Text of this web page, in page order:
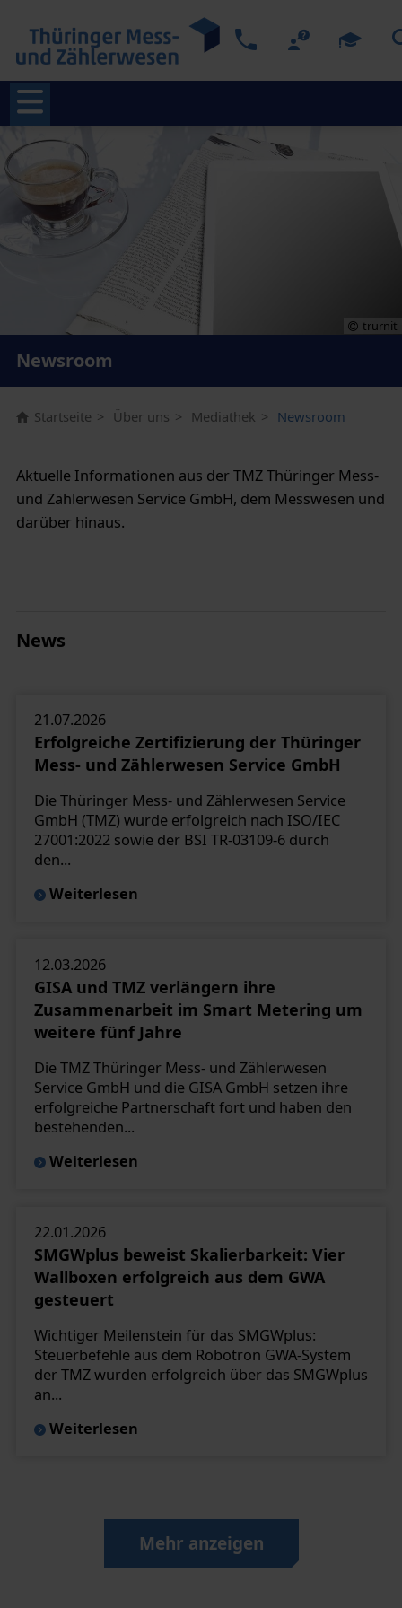
trurnit
Newsroom
Startseite Über uns Mediathek Newsroom
Aktuelle Informationen aus der TMZ Thüringer Mess-
und Zählerwesen Service GmbH, dem Messwesen und
darüber hinaus.
News
21.07.2026
Erfolgreiche Zertifizierung der Thüringer
Mess- und Zählerwesen Service GmbH
Die Thüringer Mess- und Zählerwesen Service
GmbH (TMZ) wurde erfolgreich nach ISO/IEC
27001:2022 sowie der BSI TR-03109-6 durch
den...
Weiterlesen
12.03.2026
GISA und TMZ verlängern ihre
Zusammenarbeit im Smart Metering um
weitere fünf Jahre
Die TMZ Thüringer Mess- und Zählerwesen
Service GmbH und die GISA GmbH setzen ihre
erfolgreiche Partnerschaft fort und haben den
bestehenden...
Weiterlesen
22.01.2026
SMGWplus beweist Skalierbarkeit: Vier
Wallboxen erfolgreich aus dem GWA
gesteuert
Wichtiger Meilenstein für das SMGWplus:
Steuerbefehle aus dem Robotron GWA-System
der TMZ wurden erfolgreich über das SMGWplus
an...
Weiterlesen
Mehr anzeigen